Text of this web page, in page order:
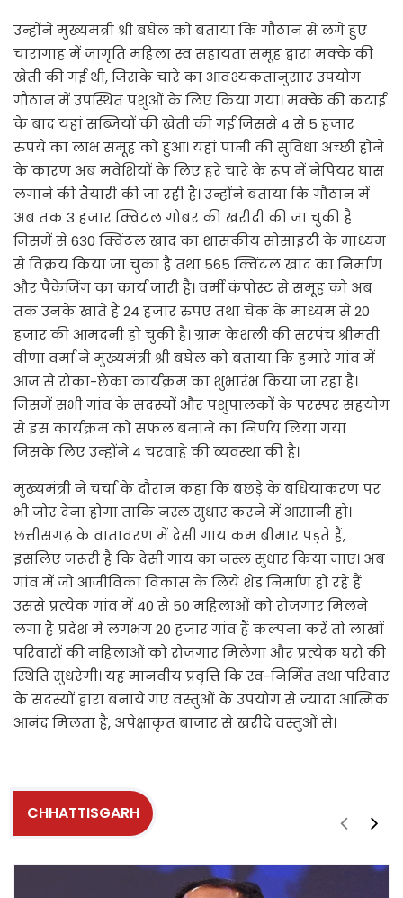
उन्होंने मुख्यमंत्री श्री बघेल को बताया कि गौठान से लगे हुए
चारागाह में जागृति महिला स्व सहायता समूह द्वारा मक्के की
खेती की गई थी, जिसके चारे का आवश्यकतानुसार उपयोग
गौठान में उपस्थित पशुओं के लिए किया गया। मक्के की कटाई
के बाद यहां सब्जियों की खेती की गई जिससे 4 से 5 हजार
रुपये का लाभ समूह को हुआ। यहां पानी की सुविधा अच्छी होने
के कारण अब मवेशियों के लिए हरे चारे के रूप में नेपियर घास
लगाने की तैयारी की जा रही है। उन्होंने बताया कि गौठान में
अब तक 3 हजार क्विंटल गोबर की खरीदी की जा चुकी है
जिसमें से 630 क्विंटल खाद का शासकीय सोसाइटी के माध्यम
से विक्रय किया जा चुका है तथा 565 क्विंटल खाद का निर्माण
और पैकेजिंग का कार्य जारी है। वर्मी कंपोस्ट से समूह को अब
तक उनके खाते हैं 24 हजार रुपए तथा चेक के माध्यम से 20
हजार की आमदनी हो चुकी है। ग्राम केशली की सरपंच श्रीमती
वीणा वर्मा ने मुख्यमंत्री श्री बघेल को बताया कि हमारे गांव में
आज से रोका-छेका कार्यक्रम का शुभारंभ किया जा रहा है।
जिसमें सभी गांव के सदस्यों और पशुपालकों के परस्पर सहयोग
से इस कार्यक्रम को सफल बनाने का निर्णय लिया गया
जिसके लिए उन्होंने 4 चरवाहे की व्यवस्था की है।
मुख्यमंत्री ने चर्चा के दौरान कहा कि बछड़े के बधियाकरण पर
भी जोर देना होगा ताकि नस्ल सुधार करने में आसानी हो।
छत्तीसगढ़ के वातावरण में देसी गाय कम बीमार पड़ते हैं,
इसलिए जरूरी है कि देसी गाय का नस्ल सुधार किया जाए। अब
गांव में जो आजीविका विकास के लिये शेड निर्माण हो रहे हैं
उससे प्रत्येक गांव में 40 से 50 महिलाओं को रोजगार मिलने
लगा है प्रदेश में लगभग 20 हजार गांव हैं कल्पना करें तो लाखों
परिवारों की महिलाओं को रोजगार मिलेगा और प्रत्येक घरों की
स्थिति सुधरेगी। यह मानवीय प्रवृत्ति कि स्व-निर्मित तथा परिवार
के सदस्यों द्वारा बनाये गए वस्तुओं के उपयोग से ज्यादा आत्मिक
आनंद मिलता है, अपेक्षाकृत बाजार से खरीदे वस्तुओं से।
CHHATTISGARH